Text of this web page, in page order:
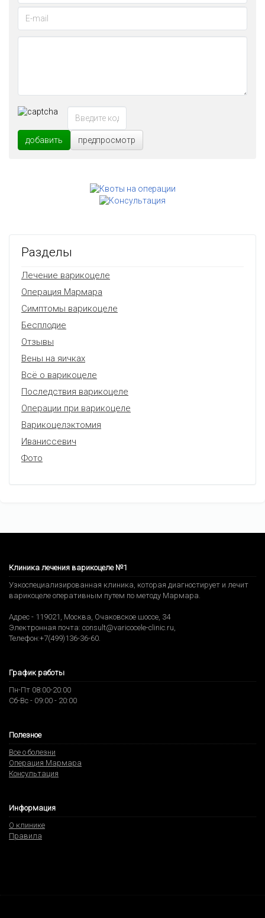
добавить предпросмотр
Разделы
Лечение варикоцеле
Операция Мармара
Симптомы варикоцеле
Бесплодие
Отзывы
Вены на яичках
Всё о варикоцеле
Последствия варикоцеле
Операции при варикоцеле
Варикоцелэктомия
Иваниссевич
Фото
Клиника лечения варикоцеле №1
Узкоспециализированная клиника, которая диагностирует и лечит
варикоцеле оперативным путем по методу Мармара.
Адрес - 119021 Москва Очаковское шоссе, 34
Электронная почта: consult@varicocele-clinic.ru
Телефон:+7(499)136-36-60
График работы
Пн-Пт 08:00-20:00
Сб-Вс - 09:00 - 20:00
Полезное
Все о болезни
Операция Мармара
Консультация
Информация
О клинике
Правила